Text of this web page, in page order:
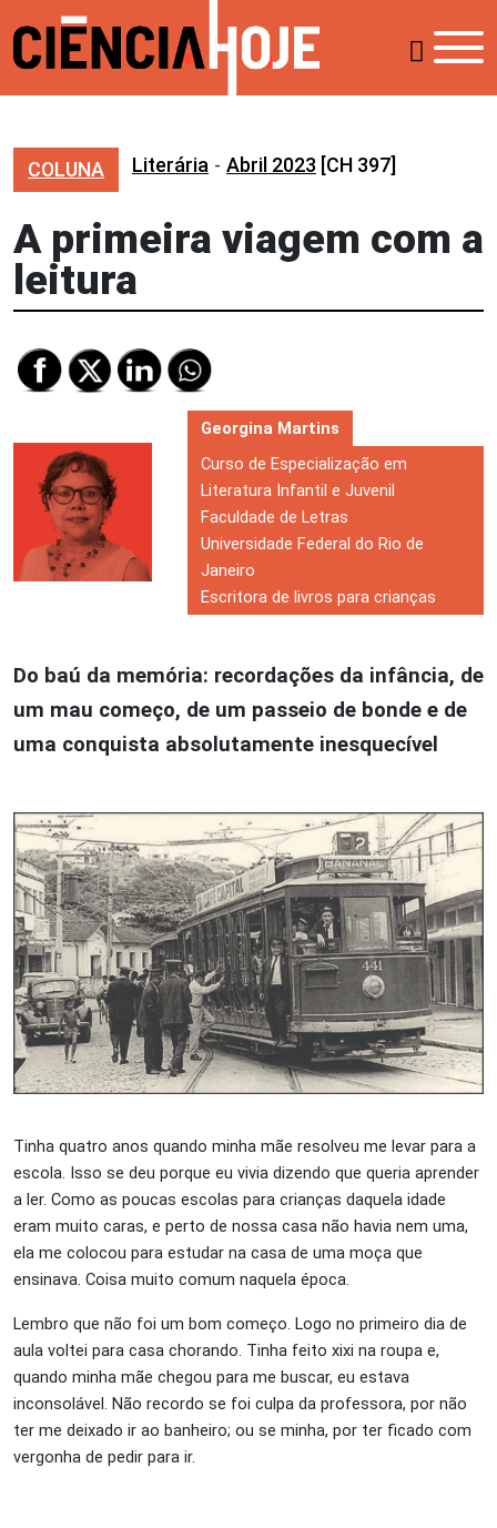
COLUNA Literária - Abril 2023 [CH 397]
A primeira viagem com a
leitura
Georgina Martins
Curso de Especialização em
Literatura Infantil e Juvenil
Faculdade de Letras
Universidade Federal do Rio de
Janeiro
Escritora de livros para crianças
Do baú da memória: recordações da infância, de
um mau começo, de um passeio de bonde e de
uma conquista absolutamente inesquecível
Tinha quatro anos quando minha mãe resolveu me levar para a
escola. Isso se deu porque eu vivia dizendo que queria aprender
a ler. Como as poucas escolas para crianças daquela idade
eram muito caras, e perto de nossa casa não havia nem uma,
ela me colocou para estudar na casa de uma moça que
ensinava. Coisa muito comum naquela época.
Lembro que não foi um bom começo. Logo no primeiro dia de
aula voltei para casa chorando. Tinha feito xixi na roupa e,
quando minha mãe chegou para me buscar, eu estava
inconsolável. Não recordo se foi culpa da professora, por não
ter me deixado ir ao banheiro; ou se minha, por ter ficado com
vergonha de pedir para ir.